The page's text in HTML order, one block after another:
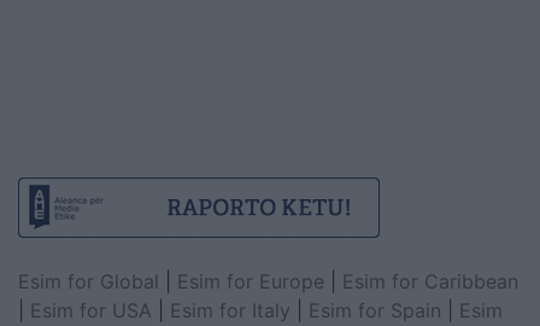
Esim for Global Esim for Europe
Esim for Caribbean
Esim for USA Esim for Italy Esim for Spain
Esim